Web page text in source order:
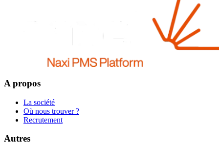
A propos
La société
Où nous trouver ?
Recrutement
Autres